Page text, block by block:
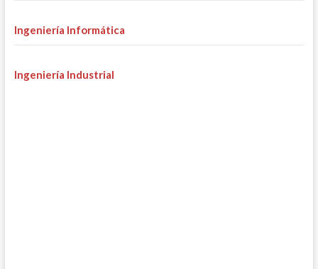
Ingeniería Informática
Ingeniería Industrial